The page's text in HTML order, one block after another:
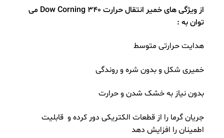
از ویژگی های خمیر انتقال حرارت Dow Corning 340 می
توان به :
هدایت حرارتی متوسط
خمیری شکل و بدون شره و روندگی
بدون نیاز به خشک شدن و حرارت
جریان گرما را از قطعات الکتریکی دور کرده و قابلیت
اطمینان را افزایش دهد